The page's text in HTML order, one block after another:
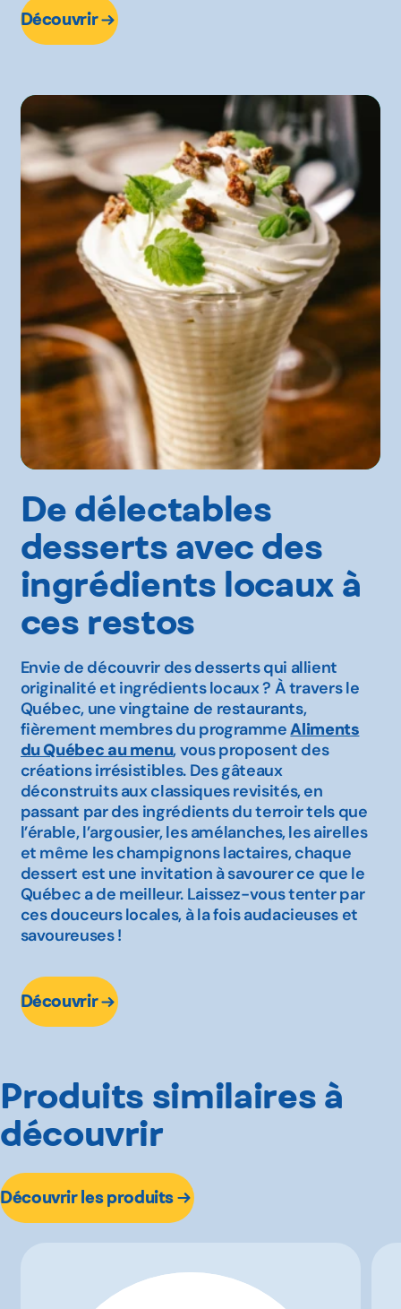
Découvrir
De délectables
desserts avec des
ingrédients locaux à
ces restos
Envie de découvrir des desserts qui allient
originalité et ingrédients locaux ? À travers le
Québec, une vingtaine de restaurants,
fièrement membres du programmeAliments
du Québec au menu, vous proposent des
créations irrésistibles. Des gâteaux
déconstruits aux classiques revisités, en
passant par des ingrédients du terroir tels que
l’érable, l’argousier, les amélanches, les airelles
et même les champignons lactaires, chaque
dessert est une invitation à savourer ce que le
Québec a de meilleur. Laissez-vous tenter par
ces douceurs locales, à la fois audacieuses et
savoureuses !
Découvrir
Produits similaires à
découvrir
Découvrir les produits